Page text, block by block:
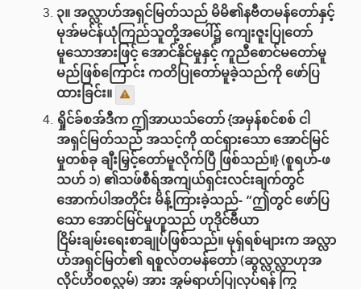
၃။ အလ္လာဟ်အရှင်မြတ်သည် မိမိ၏နဗီတမန်တော်နှင့်
မုအ်မင်န်ယုံကြည်သူတို့အပေါ်၌ ကျေးဇူးပြုတော်
မူ‌သောအားဖြင့် အောင်နိုင်မှုနှင့် ကူညီစောင်မတော်မူ
မည်ဖြစ်ကြောင်း ကတိပြုတော်မူခဲ့သည်ကို ဖော်ပြ
ထားခြင်း။
ရှိုင်ခ်စအ်ဒီက ဤအာယသ်တော် {အမှန်စင်စစ် ငါ
အရှင်မြတ်သည် အသင့်ကို ထင်ရှားသော အောင်မြင်
မှုတစ်ခု ချီးမြှင့်တော်မူလိုက်ပြီ ဖြစ်သည်။} (စူရဟ်-ဖ
သဟ် ၁) ၏သဖ်စီရ်အကျယ်ရှင်းလင်းချက်တွင်
အောက်ပါအတိုင်း မိန့်ကြားခဲ့သည်- “ဤတွင် ဖော်ပြ
သော အောင်မြင်မှုဟူသည် ဟုဒိုင်ဗီယာ
ငြိမ်းချမ်းရေးစာချုပ်ဖြစ်သည်။ မုရှ်ရစ်များက အလ္လာ
ဟ်အရှင်မြတ်၏ ရစူလ်တမန်တော် (ဆွလ္လလ္လာဟုအ
လိုင်ဟိဝစလ္လမ်) အား အွမ်ရာဟ်ပြုလုပ်ရန် ကြွ